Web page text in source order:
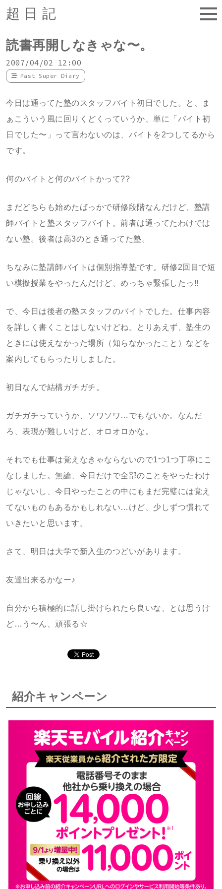
超日記
読書再開しなきゃな〜。
2007/04/02 12:00
Past Super Diary
今日は通ってた塾のスタッフバイト初日でした。と、ま
ぁこういう風に回りくどくっていうか、単に「バイト初
日でした〜」って言わないのは、バイトを2つしてるから
です。
何のバイトと何のバイトかって??
まだどちらも始めたばっかで研修段階なんだけど、塾講
師バイトと塾スタッフバイト。前者は通ってたわけでは
ない塾。後者は高3のとき通ってた塾。
ちなみに塾講師バイトは個別指導塾です。研修2回目で短
い模擬授業をやったんだけど、めっちゃ緊張したっ!!
で、今日は後者の塾スタッフのバイトでした。仕事内容
を詳しく書くことはしないけどね。とりあえず、塾生の
ときには使えなかった場所（知らなかったこと）などを
案内してもらったりしました。
初日なんで結構ガチガチ。
ガチガチっていうか、ソワソワ…でもないか。なんだ
ろ、表現が難しいけど、オロオロかな。
それでも仕事は覚えなきゃならないので1つ1つ丁寧にこ
なしました。無論、今日だけで全部のことをやったわけ
じゃないし、今日やったことの中にもまだ完璧には覚え
てないものもあるかもしれない…けど、少しずつ慣れて
いきたいと思います。
さて、明日は大学で新入生のつどいがあります。
友達出来るかなー♪
自分から積極的に話し掛けられたら良いな、とは思うけ
ど…う〜ん、頑張る☆
紹介キャンペーン